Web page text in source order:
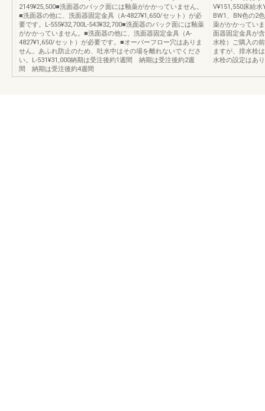
2149¥25,500■洗面器のバック面には釉薬がかかっていません。
■洗面器の他に、洗面器固定金具（A-4827¥1,650/セット）が必
要です。L-555¥32,700L-543¥32,700■洗面器のバック面には釉薬
がかかっていません。■洗面器の他に、洗面器固定金具（A-
4827¥1,650/セット）が必要です。■オーバーフロー穴はありま
せん。あふれ防止のため、吐水中はその場を離れないでくださ
い。L-531¥31,000納期は受注後約1週間 納期は受注後約2週
間 納期は受注後約4週間
V¥151,550床給
BW1、BN色の2
薬がかかってい
面器固定金具が
水栓）ご購入の
ますが、排水栓
水栓の設定はあ